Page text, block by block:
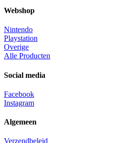
Webshop
Nintendo
Playstation
Overige
Alle Producten
Social media
Facebook
Instagram
Algemeen
Verzendbeleid